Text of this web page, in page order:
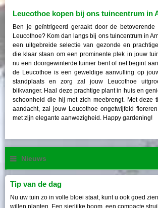
Leucothoe kopen bij ons tuincentrum in
Ben je geïntrigeerd geraakt door de
Leucothoe? Kom dan langs bij ons tuincentrum in
een uitgebreide selectie van gezonde en
die klaar staan om een prominente plek in jouw
nu een doorgewinterde tuinier bent of net begint
de Leucothoe is een geweldige aanvulling op
standplaats en zorg zal jouw Leucothoe
blikvanger. Haal deze prachtige plant in huis en
schoonheid die hij met zich meebrengt. Met deze
aandacht, zal jouw Leucothoe ongetwijfeld
met zijn elegante aanwezigheid. Happy gardening!
Nieuws
Tip van de dag
Nu uw tuin zo in volle bloei staat, kunt u ook goed